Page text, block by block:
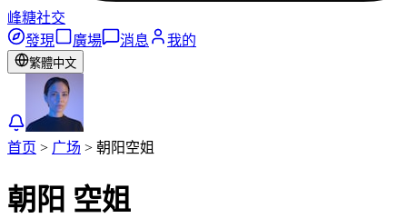
峰糖社交
發現
廣場 消息 我的
繁體中文
首页 > 广场 > 朝阳空姐
朝阳 空姐